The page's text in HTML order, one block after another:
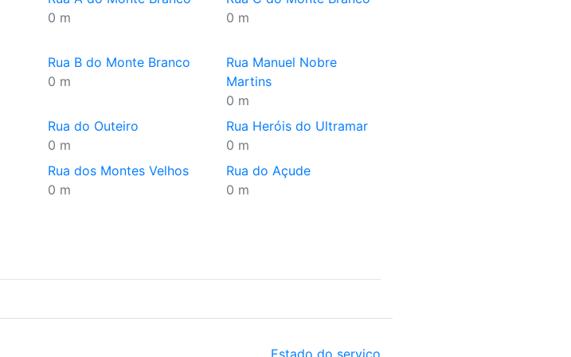
0 m
0 m
Rua B do Monte Branco
0 m
Rua Manuel Nobre
Martins
0 m
Rua do Outeiro
0 m
Rua Heróis do Ultramar
0 m
Rua dos Montes Velhos
0 m
Rua do Açude
0 m
Estado do serviço